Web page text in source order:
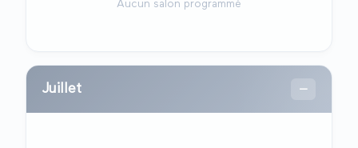
Aucun salon programmé
Juillet —